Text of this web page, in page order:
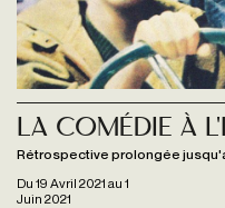
Du 19 Avril 2021 au 1
Juin 2021
La Comédie à
Rétrospective prolongée